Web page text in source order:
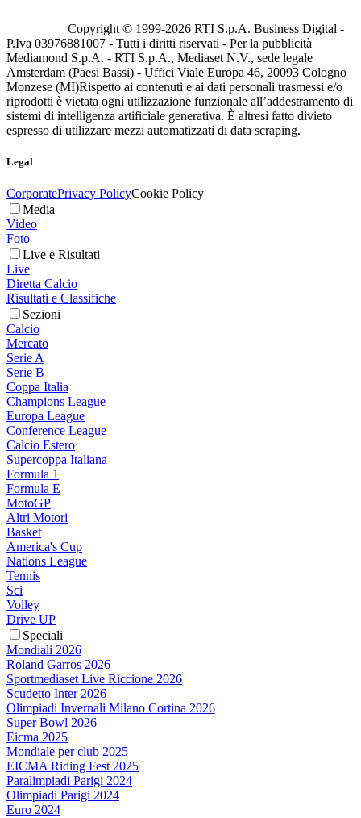
Copyright © 1999-2026 RTI S.p.A. Business Digital -
P.Iva 03976881007 - Tutti i diritti riservati - Per la pubblicità
Mediamond S.p.A. - RTI S.p.A., Mediaset N.V., sede legale
Amsterdam (Paesi Bassi) - Uffici Viale Europa 46, 20093 Cologno
Monzese (MI)Rispetto ai contenuti e ai dati personali trasmessi e/o
riprodotti è vietata ogni utilizzazione funzionale all’addestramento di
sistemi di intelligenza artificiale generativa. È altresì fatto divieto
espresso di utilizzare mezzi automatizzati di data scraping.
Legal
CorporatePrivacy PolicyCookie Policy
Media
Video
Foto
Live e Risultati
Live
Diretta Calcio
Risultati e Classifiche
Sezioni
Calcio
Mercato
Serie A
Serie B
Coppa Italia
Champions League
Europa League
Conference League
Calcio Estero
Supercoppa Italiana
Formula 1
Formula E
MotoGP
Altri Motori
Basket
America's Cup
Nations League
Tennis
Sci
Volley
Drive UP
Speciali
Mondiali 2026
Roland Garros 2026
Sportmediaset Live Riccione 2026
Scudetto Inter 2026
Olimpiadi Invernali Milano Cortina 2026
Super Bowl 2026
Eicma 2025
Mondiale per club 2025
EICMA Riding Fest 2025
Paralimpiadi Parigi 2024
Olimpiadi Parigi 2024
Euro 2024